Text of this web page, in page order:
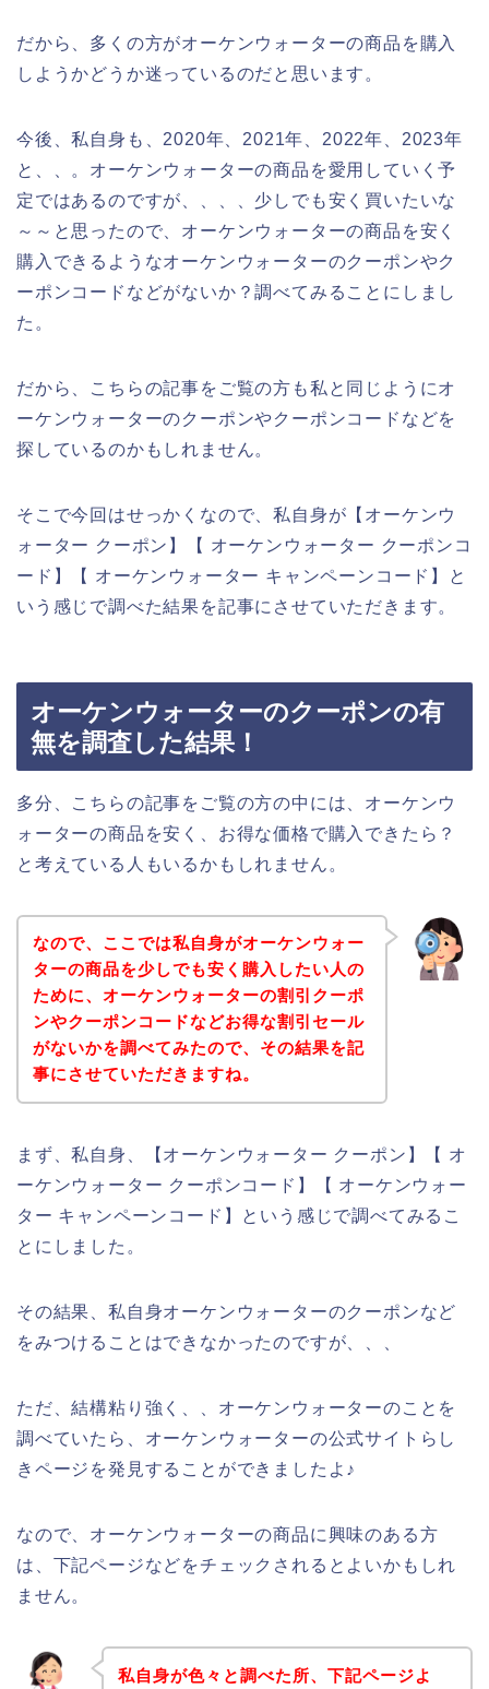
だから、多くの方がオーケンウォーターの商品を購入
しようかどうか迷っているのだと思います。
今後、私自身も、2020年、2021年、2022年、2023年
と、、。オーケンウォーターの商品を愛用していく予
定ではあるのですが、、、、少しでも安く買いたいな
～～と思ったので、オーケンウォーターの商品を安く
購入できるようなオーケンウォーターのクーポンやク
ーポンコードなどがないか？調べてみることにしまし
た。
だから、こちらの記事をご覧の方も私と同じようにオ
ーケンウォーターのクーポンやクーポンコードなどを
探しているのかもしれません。
そこで今回はせっかくなので、私自身が【オーケンウ
ォーター クーポン】【 オーケンウォーター クーポンコ
ード】【 オーケンウォーター キャンペーンコード】と
いう感じで調べた結果を記事にさせていただきます。
オーケンウォーターのクーポンの有
無を調査した結果！
多分、こちらの記事をご覧の方の中には、オーケンウ
ォーターの商品を安く、お得な価格で購入できたら？
と考えている人もいるかもしれません。
なので、ここでは私自身がオーケンウォー
ターの商品を少しでも安く購入したい人の
ために、オーケンウォーターの割引クーポ
ンやクーポンコードなどお得な割引セール
がないかを調べてみたので、その結果を記
事にさせていただきますね。
まず、私自身、【オーケンウォーター クーポン】【 オ
ーケンウォーター クーポンコード】【 オーケンウォー
ター キャンペーンコード】という感じで調べてみるこ
とにしました。
その結果、私自身オーケンウォーターのクーポンなど
をみつけることはできなかったのですが、、、
ただ、結構粘り強く、、オーケンウォーターのことを
調べていたら、オーケンウォーターの公式サイトらし
きページを発見することができましたよ♪
なので、オーケンウォーターの商品に興味のある方
は、下記ページなどをチェックされるとよいかもしれ
ません。
私自身が色々と調べた所、下記ページよ